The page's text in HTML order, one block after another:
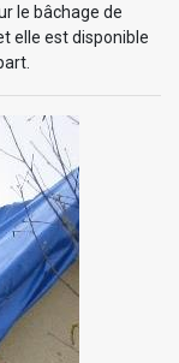
le bâchage de
elle est disponible